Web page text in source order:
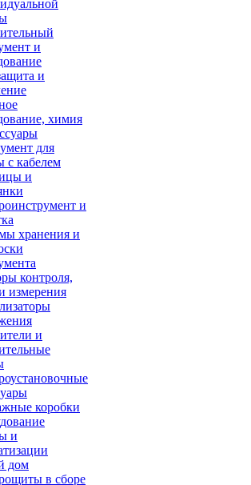
и
и
химия
для
с кабелем
и
и
хранения и
контроля,
измерения
и
коробки
и
дом
в сборе